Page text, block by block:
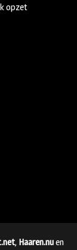
opzet
, Haaren.nuen